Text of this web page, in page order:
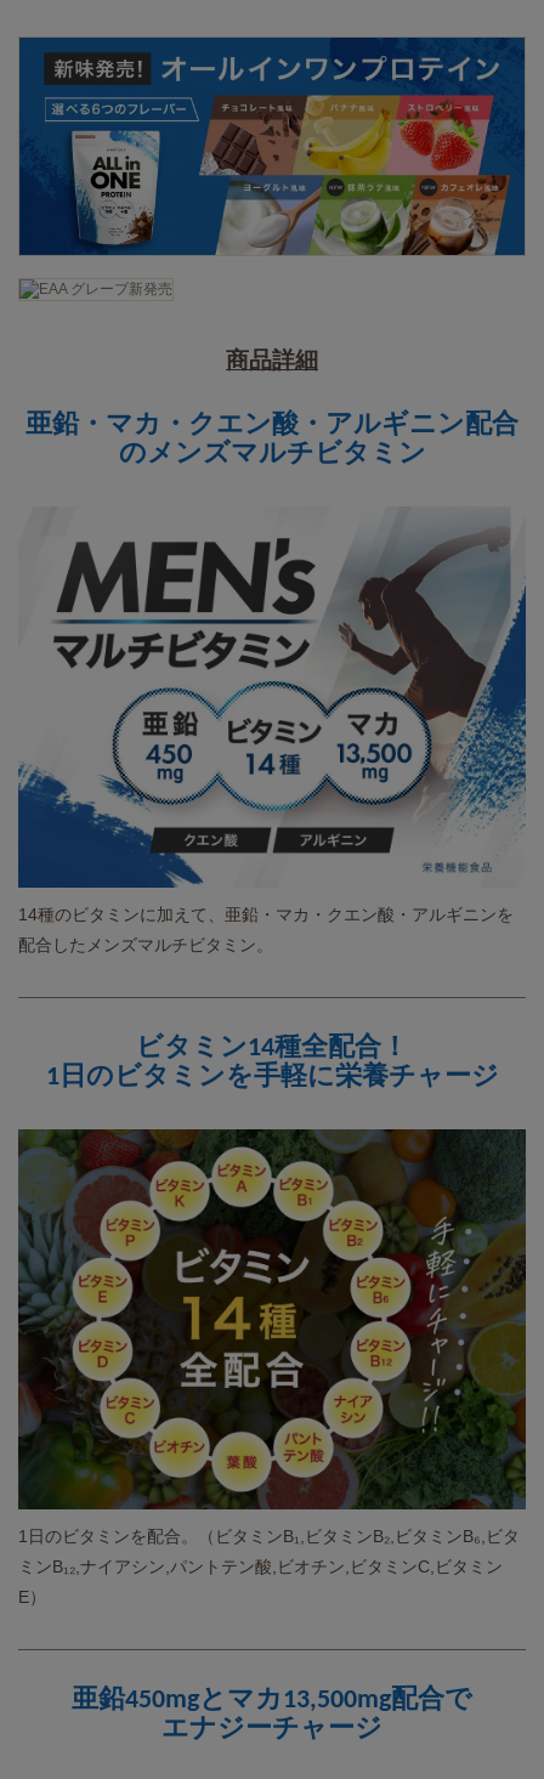
商品詳細
亜鉛・マカ・クエン酸・アルギニン配合
のメンズマルチビタミン
14種のビタミンに加えて、亜鉛・マカ・クエン酸・アルギニンを
配合したメンズマルチビタミン。
ビタミン14種全配合！
1日のビタミンを手軽に栄養チャージ
1日のビタミンを配合。（ビタミンB₁,ビタミンB₂,ビタミンB₆,ビタ
ミンB₁₂,ナイアシン,パントテン酸,ビオチン,ビタミンC,ビタミン
E）
亜鉛450mgとマカ13,500mg配合で
エナジーチャージ